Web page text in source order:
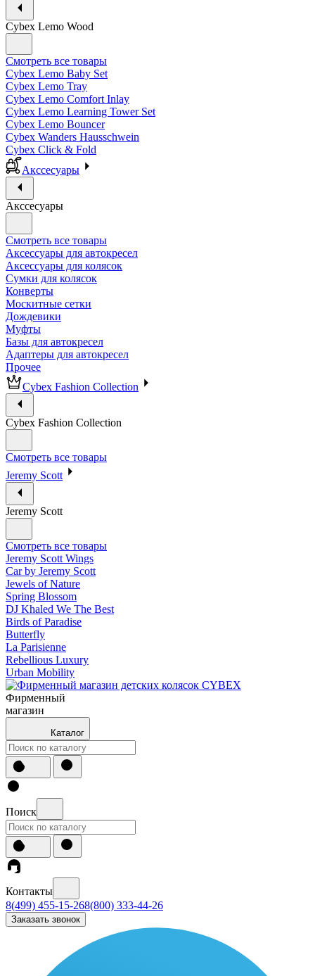
Cybex Lemo Wood
Смотреть все товары
Cybex Lemo Baby Set
Cybex Lemo Tray
Cybex Lemo Comfort Inlay
Cybex Lemo Learning Tower Set
Cybex Lemo Bouncer
Cybex Wanders Hausschwein
Cybex Click & Fold
Акссесуары
Акссесуары
Смотреть все товары
Аксессуары для автокресел
Аксессуары для колясок
Сумки для колясок
Конверты
Москитные сетки
Дождевики
Муфты
Базы для автокресел
Адаптеры для автокресел
Прочее
Cybex Fashion Collection
Cybex Fashion Collection
Смотреть все товары
Jeremy Scott
Jeremy Scott
Смотреть все товары
Jeremy Scott Wings
Car by Jeremy Scott
Jewels of Nature
Spring Blossom
DJ Khaled We The Best
Birds of Paradise
Butterfly
La Parisienne
Rebellious Luxury
Urban Mobility
Фирменный
магазин
Каталог
Поиск
Контакты
8(499) 455-15-268(800) 333-44-26
Заказать звонок